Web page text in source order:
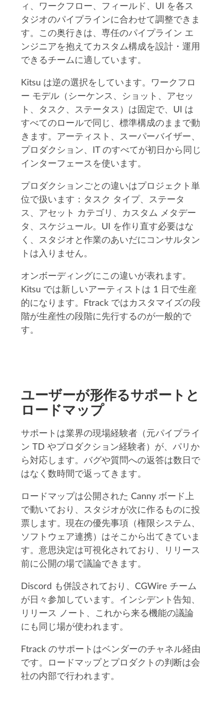
ィ、ワークフロー、フィールド、UI を各ス
タジオのパイプラインに合わせて調整できま
す。この奥行きは、専任のパイプライン エ
ンジニアを抱えてカスタム構成を設計・運用
できるチームに適しています。
Kitsu は逆の選択をしています。ワークフロ
ー モデル（シーケンス、ショット、アセッ
ト、タスク、ステータス）は固定で、UI は
すべてのロールで同じ、標準構成のままで動
きます。アーティスト、スーパーバイザー、
プロダクション、IT のすべてが初日から同じ
インターフェースを使います。
プロダクションごとの違いはプロジェクト単
位で扱います：タスク タイプ、ステータ
ス、アセット カテゴリ、カスタム メタデー
タ、スケジュール。UI を作り直す必要はな
く、スタジオと作業のあいだにコンサルタン
トは入りません。
オンボーディングにこの違いが表れます。
Kitsu では新しいアーティストは 1 日で生産
的になります。Ftrack ではカスタマイズの段
階が生産性の段階に先行するのが一般的で
す。
ユーザーが形作るサポートと
ロードマップ
サポートは業界の現場経験者（元パイプライ
ン TD やプロダクション経験者）が、パリか
ら対応します。バグや質問への返答は数日で
はなく数時間で返ってきます。
ロードマップは公開された Canny ボード上
で動いており、スタジオが次に作るものに投
票します。現在の優先事項（権限システム、
ソフトウェア連携）はそこから出てきていま
す。意思決定は可視化されており、リリース
前に公開の場で議論できます。
Discord も併設されており、CGWire チーム
が日々参加しています。インシデント告知、
リリース ノート、これから来る機能の議論
にも同じ場が使われます。
Ftrack のサポートはベンダーのチャネル経由
です。ロードマップとプロダクトの判断は会
社の内部で行われます。